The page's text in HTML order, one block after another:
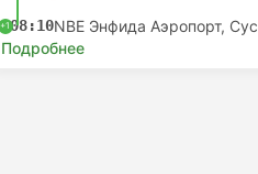
+108:10NBE Энфида Аэропорт, Сус
Подробнее